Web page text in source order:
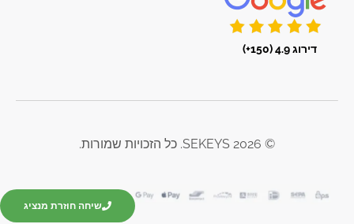
שיחה חוזרת מנציג
דירוג 4.9 (150+)
© 2026 SEKEYS. כל הזכויות שמורות.